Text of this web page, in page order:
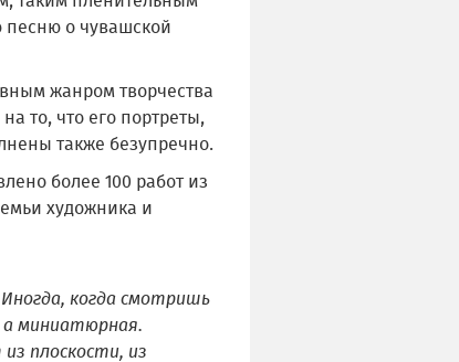
песню о чувашской
жанром творчества
то, что его портреты,
также безупречно.
более 100 работ из
художника и
когда смотришь
а миниатюрная.
плоскости, из